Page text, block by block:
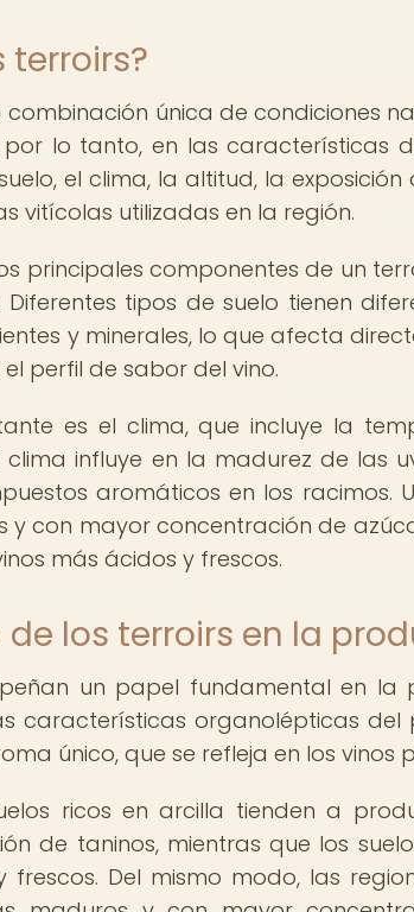
terroirs?
combinación única de condiciones
lo tanto, en las características
el clima, la altitud, la
vitícolas utilizadas en la región.
principales componentes de un
tipos de suelo tienen
y minerales, lo que afecta
perfil de sabor del vino.
es el clima, que incluye la
clima influye en la madurez de las
aromáticos en los racimos.
y con mayor concentración de
más ácidos y frescos.
los terroirs en la
un papel fundamental en la
características organolépticas
único, que se refleja en los vinos
ricos en arcilla tienden a
de taninos, mientras que los
frescos. Del mismo modo, las